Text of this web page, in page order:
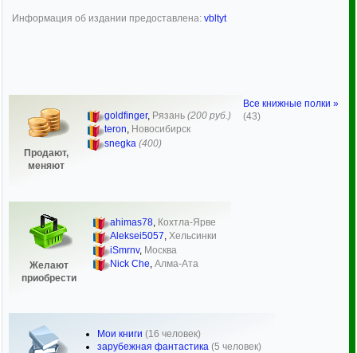
Информация об издании предоставлена: vbltyt
Продают,
меняют
goldfinger, Рязань (200 руб.)
teron, Новосибирск
snegka (400)
Желают
приобрести
ahimas78, Кохтла-Ярве
Aleksei5057, Хельсинки
iSmrnv, Москва
Nick Che, Алма-Ата
Мои книги (16 человек)
зарубежная фантастика (5 человек)
Все книжные полки »
(43)